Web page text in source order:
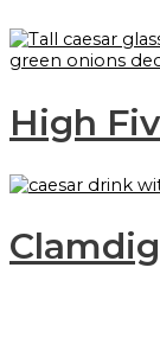
High